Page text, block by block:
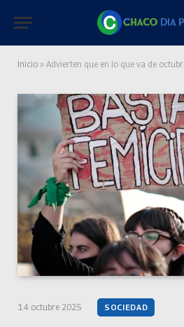
Inicio » Advierten que en lo que va de octubre ya
14 octubre 2025 SOCIEDAD